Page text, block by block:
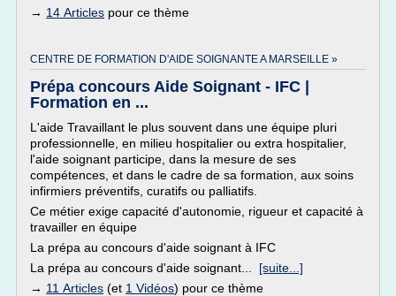
→ 14 Articles pour ce thème
CENTRE DE FORMATION D'AIDE SOIGNANTE A MARSEILLE »
Prépa concours Aide Soignant - IFC |
Formation en ...
L'aide Travaillant le plus souvent dans une équipe pluri
professionnelle, en milieu hospitalier ou extra hospitalier,
l'aide soignant participe, dans la mesure de ses
compétences, et dans le cadre de sa formation, aux soins
infirmiers préventifs, curatifs ou palliatifs.
Ce métier exige capacité d'autonomie, rigueur et capacité à
travailler en équipe
La prépa au concours d'aide soignant à IFC
La prépa au concours d'aide soignant... [suite...]
→ 11 Articles (et 1 Vidéos) pour ce thème